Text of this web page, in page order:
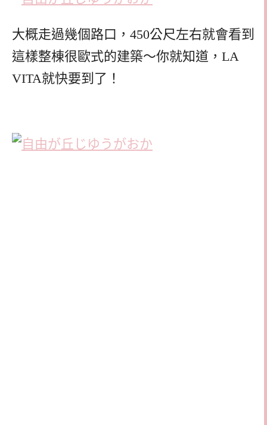
大概走過幾個路口，450公尺左右就會看到
這樣整棟很歐式的建築～你就知道，LA
VITA就快要到了！